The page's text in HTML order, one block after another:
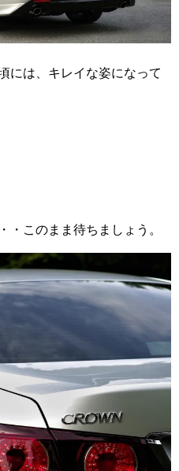
には、キレイな姿になって
・このまま待ちましょう。